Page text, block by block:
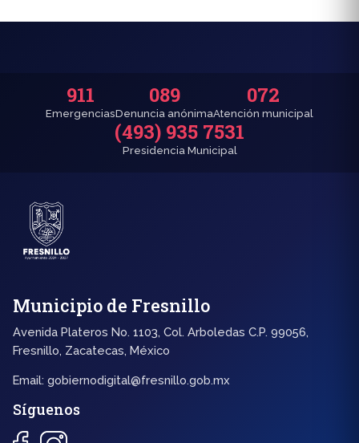
911
Emergencias
089
Denuncia anónima
072
Atención municipal
(493) 935 7531
Presidencia Municipal
Municipio de Fresnillo
Avenida Plateros No. 1103, Col. Arboledas C.P. 99056,
Fresnillo, Zacatecas, México
Email: gobiernodigital@fresnillo.gob.mx
Síguenos